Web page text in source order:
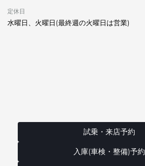
定休日
水曜日、火曜日(最終週の火曜日は営業)
試乗・来店予約
入庫(車検・整備)予約